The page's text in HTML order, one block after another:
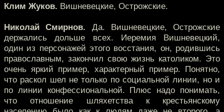
Клим Жуков. Вишневецкие, Острожские.
Николай Смирнов. Да. Вишневецкие, Острожские
держались дольше всех. Иеремия Вишневецкий,
один из персонажей этого восстания, он, родившись
православным, закончил свою жизнь католиком. Это
очень яркий пример, характерный пример. Понятно,
что раскол шел не только по социальной линии, но и
по линии конфессиональной. Плюс надо понимать,
что отношение шляхетства к крестьянскому